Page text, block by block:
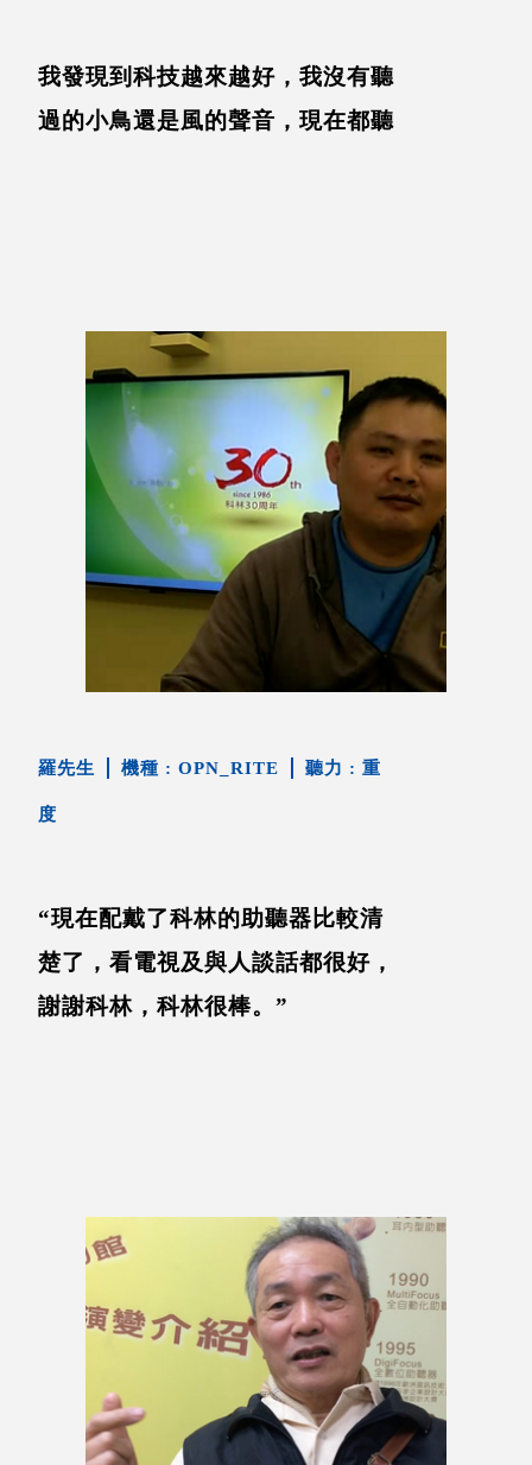
我發現到科技越來越好，我沒有聽
過的小鳥還是風的聲音，現在都聽
羅先生 OPN_RITE 重
度
“現在配戴了科林的助聽器比較清
楚了，看電視及與人談話都很好，
謝謝科林，科林很棒。”